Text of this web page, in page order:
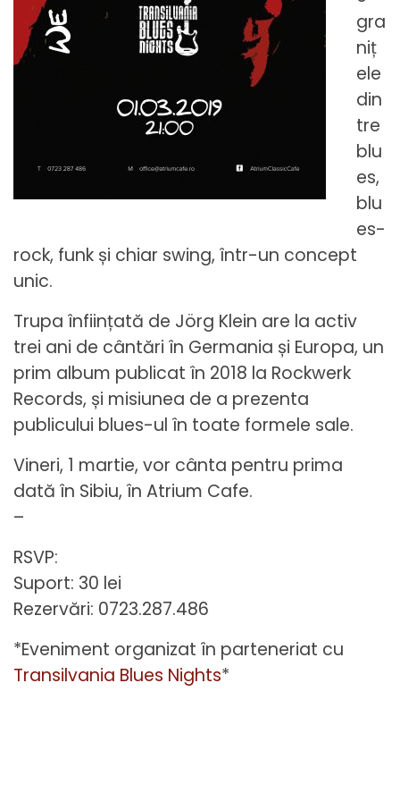
gra
niț
ele
din
tre
blu
es,
blu
es-
rock, funk și chiar swing, într-un concept
unic.
Trupa înființată de Jörg Klein are la activ
trei ani de cântări în Germania și Europa, un
prim album publicat în 2018 la Rockwerk
Records, și misiunea de a prezenta
publicului blues-ul în toate formele sale.
Vineri, 1 martie, vor cânta pentru prima
dată în Sibiu, în Atrium Cafe.
–
RSVP:
Suport: 30 lei
Rezervări: 0723.287.486
*Eveniment organizat în parteneriat cu
Transilvania Blues Nights*